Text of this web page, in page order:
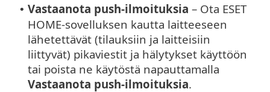
• Vastaanota push-ilmoituksia – Ota ESET
HOME-sovelluksen kautta laitteeseen
lähetettävät (tilauksiin ja laitteisiin
liittyvät) pikaviestit ja hälytykset käyttöön
tai poista ne käytöstä napauttamalla
Vastaanota push-ilmoituksia.